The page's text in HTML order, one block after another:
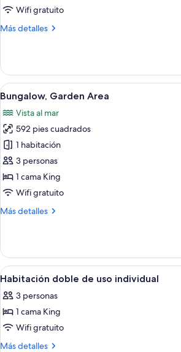
Wifi gratuito
Más detalles
Más
Overwater
Abrir
todas
las
fotos
de
Bungalow,
Garden
Area
Un
6
Bungalow, Garden Area
Vista al mar
592 pies cuadrados
1 habitación
3 personas
1 cama King
Wifi gratuito
Más detalles
Más
Garden
Area
Abrir
todas
las
fotos
de
Habitación
Un resort
5
Habitación doble de uso individual
3 personas
1 cama King
Wifi gratuito
Más detalles
Más